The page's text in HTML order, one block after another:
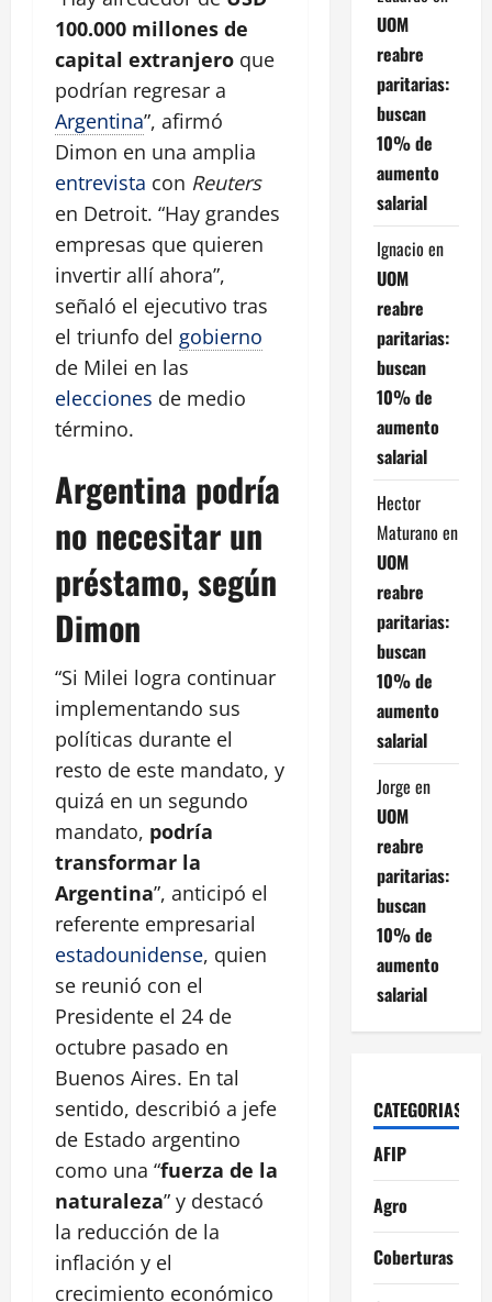
100.000 millones de
capital extranjero que
podrían regresar a
Argentina”, afirmó
Dimon en una amplia
entrevista con Reuters
en Detroit. “Hay grandes
empresas que quieren
invertir allí ahora”,
señaló el ejecutivo tras
el triunfo del gobierno
de Milei en las
elecciones de medio
término.
Argentina podría
no necesitar un
préstamo, según
Dimon
“Si Milei logra continuar
implementando sus
políticas durante el
resto de este mandato, y
quizá en un segundo
mandato, podría
transformar la
Argentina”, anticipó el
referente empresarial
estadounidense, quien
se reunió con el
Presidente el 24 de
octubre pasado en
Buenos Aires. En tal
sentido, describió a jefe
de Estado argentino
como una “fuerza de la
naturaleza” y destacó
la reducción de la
inflación y el
crecimiento económico
UOM
reabre
paritarias:
buscan
10% de
aumento
salarial
Ignacio en
UOM
reabre
paritarias:
buscan
10% de
aumento
salarial
Hector
Maturano en
UOM
reabre
paritarias:
buscan
10% de
aumento
salarial
Jorge en
UOM
reabre
paritarias:
buscan
10% de
aumento
salarial
CATEGORIAS
AFIP
Agro
Coberturas